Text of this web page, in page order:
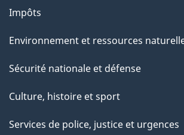
Impôts
Environnement et ressources
Sécurité nationale et défense
Culture, histoire et sport
Services de police, justice et urgences